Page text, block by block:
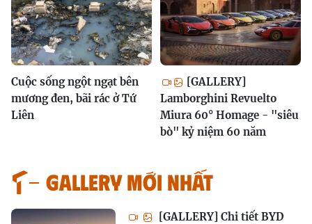
Cuộc sống ngột ngạt bên
mương đen, bãi rác ở Tứ
Liên
[GALLERY]
Lamborghini Revuelto
Miura 60° Homage - "siêu
bò" kỷ niệm 60 năm
GALLERY MỚI NHẤT
[GALLERY] Chi tiết BYD